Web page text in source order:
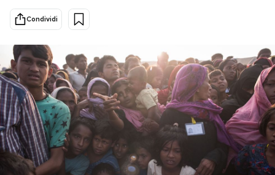
Sport
PODCAST
NEWSLETTER
I MIEI PREFERITI
Condividi